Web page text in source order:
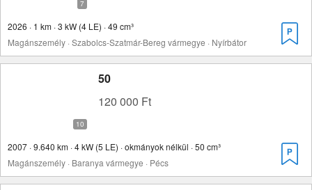
2026 · 1 km · 3 kW (4 LE) · 49 cm³
Magánszemély · Szabolcs-Szatmár-Bereg vármegye · Nyírbátor
50
120 000 Ft
2007 · 9.640 km · 4 kW (5 LE) · okmányok nélkül · 50 cm³
Magánszemély · Baranya vármegye · Pécs